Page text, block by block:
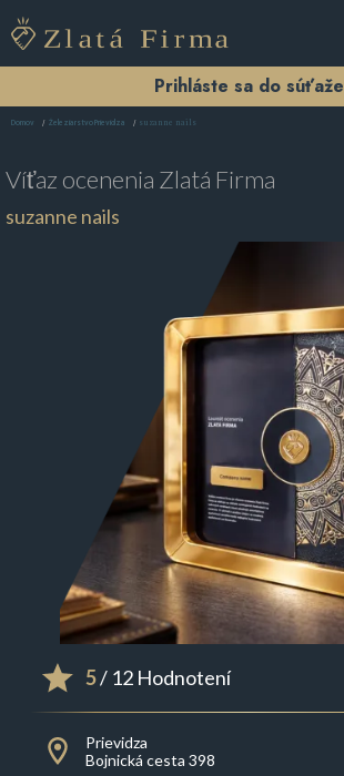
Prihláste sa do súťaže
Domov Železiarstvo Prievidza suzanne nails
Víťaz ocenenia Zlatá Firma
suzanne nails
5/ 12 Hodnotení
Prievidza
Bojnická cesta 398